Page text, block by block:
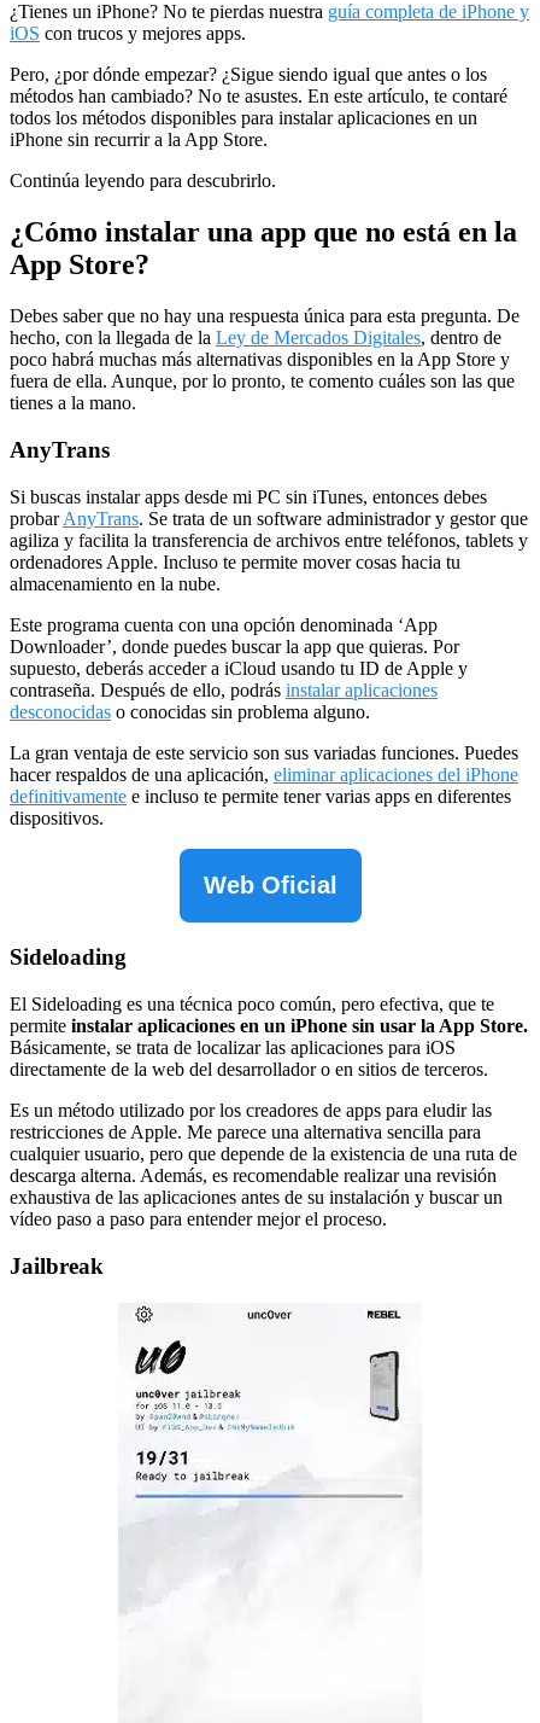
¿Tienes un iPhone? No te pierdas nuestra guía completa de iPhone y
iOS con trucos y mejores apps.
Pero, ¿por dónde empezar? ¿Sigue siendo igual que antes o los
métodos han cambiado? No te asustes. En este artículo, te contaré
todos los métodos disponibles para instalar aplicaciones en un
iPhone sin recurrir a la App Store.
Continúa leyendo para descubrirlo.
¿Cómo instalar una app que no está en la
App Store?
Debes saber que no hay una respuesta única para esta pregunta. De
hecho, con la llegada de la Ley de Mercados Digitales, dentro de
poco habrá muchas más alternativas disponibles en la App Store y
fuera de ella. Aunque, por lo pronto, te comento cuáles son las que
tienes a la mano.
AnyTrans
Si buscas instalar apps desde mi PC sin iTunes, entonces debes
probarAnyTrans. Se trata de un software administrador y gestor que
agiliza y facilita la transferencia de archivos entre teléfonos, tablets y
ordenadores Apple. Incluso te permite mover cosas hacia tu
almacenamiento en la nube.
Este programa cuenta con una opción denominada ‘App
Downloader’, donde puedes buscar la app que quieras. Por
supuesto, deberás acceder a iCloud usando tu ID de Apple y
contraseña. Después de ello, podrás instalar aplicaciones
desconocidas o conocidas sin problema alguno.
La gran ventaja de este servicio son sus variadas funciones. Puedes
hacer respaldos de una aplicación, eliminar aplicaciones del iPhone
definitivamente e incluso te permite tener varias apps en diferentes
dispositivos.
Web Oficial
Sideloading
El Sideloading es una técnica poco común, pero efectiva, que te
permite instalar aplicaciones en un iPhone sin usar la App Store.
Básicamente, se trata de localizar las aplicaciones para iOS
directamente de la web del desarrollador o en sitios de terceros.
Es un método utilizado por los creadores de apps para eludir las
restricciones de Apple. Me parece una alternativa sencilla para
cualquier usuario, pero que depende de la existencia de una ruta de
descarga alterna. Además, es recomendable realizar una revisión
exhaustiva de las aplicaciones antes de su instalación y buscar un
vídeo paso a paso para entender mejor el proceso.
Jailbreak